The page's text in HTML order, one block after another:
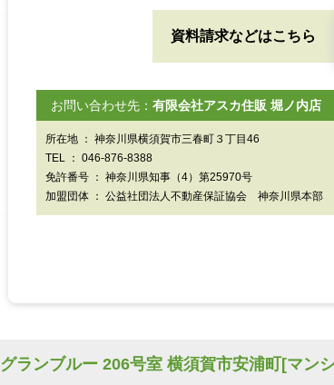
資料請求などはこちら
お問い合わせ先： 有限会社アスカ住販 堀ノ内店
所在地 ： 神奈川県横須賀市三春町３丁目46
TEL ： 046-876-8388
免許番号 ： 神奈川県知事（4）第25970号
加盟団体 ： 公益社団法人不動産保証協会 神奈川県本部
グランブルー 206号室 横須賀市安浦町[マン